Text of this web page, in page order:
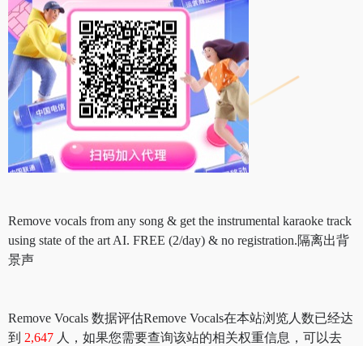
Remove vocals from any song & get the instrumental karaoke track
using state of the art AI. FREE (2/day) & no registration.隔离出背
景声
Remove Vocals 数据评估Remove Vocals在本站浏览人数已经达
到 2,647 人，如果您需要查询该站的相关权重信息，可以去